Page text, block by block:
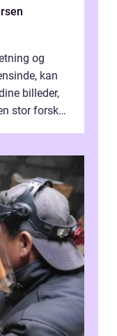
og
kan
billeder,
stor forskel.